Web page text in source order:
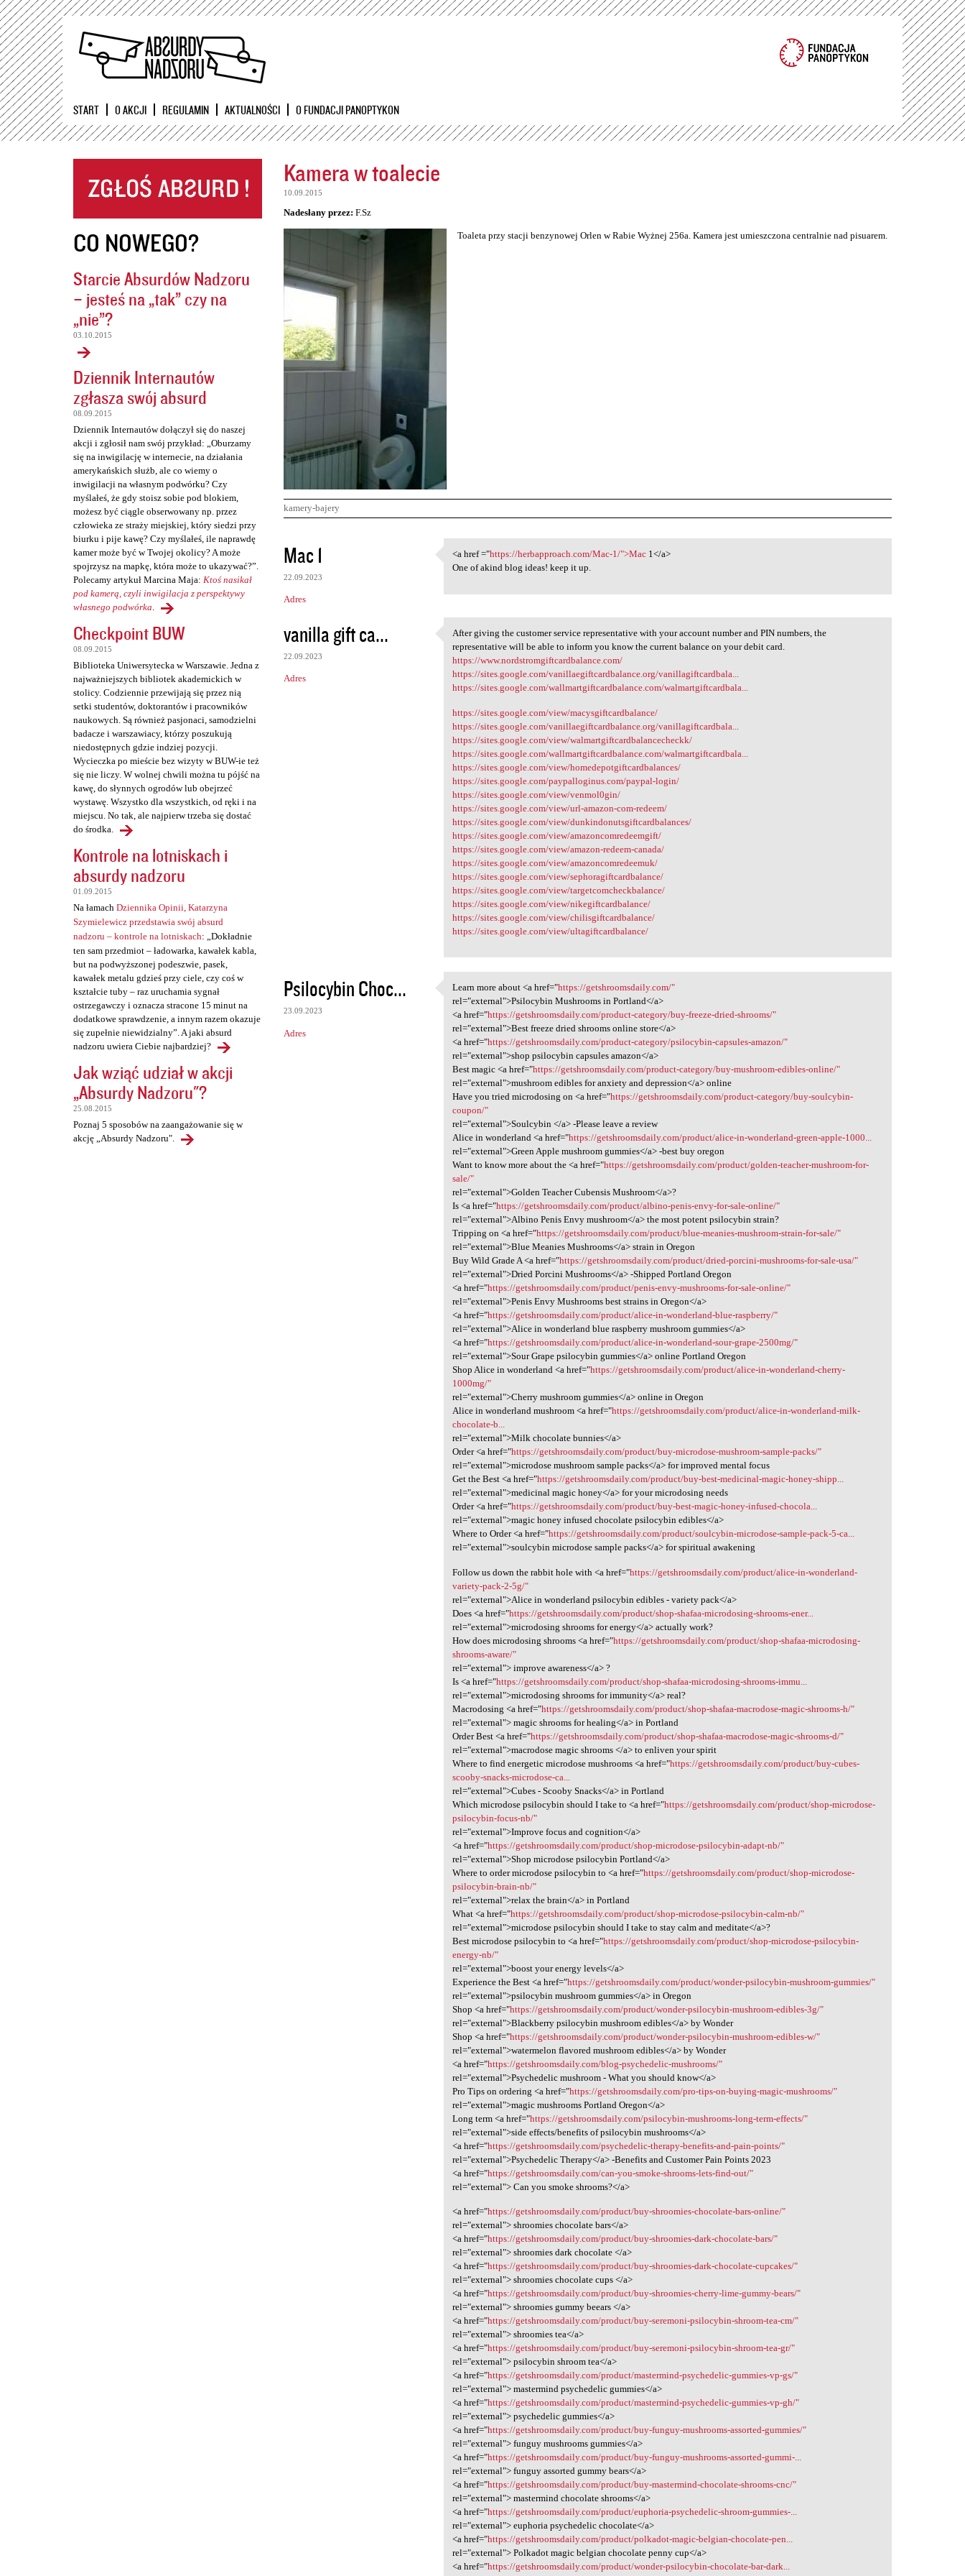
Przejdź
START O AKCJI REGULAMIN AKTUALNOŚCI O FUNDACJI PANOPTYKON
CO NOWEGO?
Starcie Absurdów Nadzoru
– jesteś na „tak” czy na
„nie”?
03.10.2015
Dziennik Internautów
zgłasza swój absurd
08.09.2015
Dziennik Internautów dołączył się do naszej
akcji i zgłosił nam swój przykład: „Oburzamy
się na inwigilację w internecie, na działania
amerykańskich służb, ale co wiemy o
inwigilacji na własnym podwórku? Czy
myślałeś, że gdy stoisz sobie pod blokiem,
możesz być ciągle obserwowany np. przez
człowieka ze straży miejskiej, który siedzi przy
biurku i pije kawę? Czy myślałeś, ile naprawdę
kamer może być w Twojej okolicy? A może
spojrzysz na mapkę, która może to ukazywać?”.
Polecamy artykuł Marcina Maja: Ktoś nasikał
pod kamerą, czyli inwigilacja z perspektywy
własnego podwórka.
Checkpoint BUW
08.09.2015
Biblioteka Uniwersytecka w Warszawie. Jedna z
najważniejszych bibliotek akademickich w
stolicy. Codziennie przewijają się przez nią
setki studentów, doktorantów i pracowników
naukowych. Są również pasjonaci, samodzielni
badacze i warszawiacy, którzy poszukują
niedostępnych gdzie indziej pozycji.
Wycieczka po mieście bez wizyty w BUW-ie też
się nie liczy. W wolnej chwili można tu pójść na
kawę, do słynnych ogrodów lub obejrzeć
wystawę. Wszystko dla wszystkich, od ręki i na
miejscu. No tak, ale najpierw trzeba się dostać
do środka.
Kontrole na lotniskach i
absurdy nadzoru
01.09.2015
Na łamach Dziennika Opinii, Katarzyna
Szymielewicz przedstawia swój absurd
nadzoru – kontrole na lotniskach: „Dokładnie
ten sam przedmiot – ładowarka, kawałek kabla,
but na podwyższonej podeszwie, pasek,
kawałek metalu gdzieś przy ciele, czy coś w
kształcie tuby – raz uruchamia sygnał
ostrzegawczy i oznacza stracone 15 minut na
dodatkowe sprawdzenie, a innym razem okazuje
się zupełnie niewidzialny”. A jaki absurd
nadzoru uwiera Ciebie najbardziej?
Jak wziąć udział w akcji
„Absurdy Nadzoru"?
25.08.2015
Poznaj 5 sposobów na zaangażowanie się w
akcję „Absurdy Nadzoru".
Kamera w toalecie
10.09.2015
Nadesłany przez: F.Sz
Toaleta przy stacji benzynowej Orlen w Rabie Wyżnej 256a. Kamera jest umieszczona centralnie nad pisuarem.
kamery-bajery
K
o
m
e
n
t
r
Mac 1
22.09.2023
Adres
<a href ="https:/
<a href ="https://herbapproach.com/Mac-1/">Mac 1</a>
One of akind blog ideas! keep it up.
vanilla gift ca...
22.09.2023
Adres
After giving the customer
After giving the customer service representative with your account number and PIN numbers, the
representative will be able to inform you know the current balance on your debit card.
https://www.nordstromgiftcardbalance.com/
https://sites.google.com/vanillaegiftcardbalance.org/vanillagiftcardbala...
https://sites.google.com/wallmartgiftcardbalance.com/walmartgiftcardbala...
https://sites.google.com/view/macysgiftcardbalance/
https://sites.google.com/vanillaegiftcardbalance.org/vanillagiftcardbala...
https://sites.google.com/view/walmartgiftcardbalancecheckk/
https://sites.google.com/wallmartgiftcardbalance.com/walmartgiftcardbala...
https://sites.google.com/view/homedepotgiftcardbalances/
https://sites.google.com/paypalloginus.com/paypal-login/
https://sites.google.com/view/venmol0gin/
https://sites.google.com/view/url-amazon-com-redeem/
https://sites.google.com/view/dunkindonutsgiftcardbalances/
https://sites.google.com/view/amazoncomredeemgift/
https://sites.google.com/view/amazon-redeem-canada/
https://sites.google.com/view/amazoncomredeemuk/
https://sites.google.com/view/sephoragiftcardbalance/
https://sites.google.com/view/targetcomcheckbalance/
https://sites.google.com/view/nikegiftcardbalance/
https://sites.google.com/view/chilisgiftcardbalance/
https://sites.google.com/view/ultagiftcardbalance/
Psilocybin Choc...
23.09.2023
Adres
Learn more about <a href=
Learn more about <a href="https://getshroomsdaily.com/"
rel="external">Psilocybin Mushrooms in Portland</a>
<a href="https://getshroomsdaily.com/product-category/buy-freeze-dried-shrooms/"
rel="external">Best freeze dried shrooms online store</a>
<a href="https://getshroomsdaily.com/product-category/psilocybin-capsules-amazon/"
rel="external">shop psilocybin capsules amazon</a>
Best magic <a href="https://getshroomsdaily.com/product-category/buy-mushroom-edibles-online/"
rel="external">mushroom edibles for anxiety and depression</a> online
Have you tried microdosing on <a href="https://getshroomsdaily.com/product-category/buy-soulcybin-
coupon/"
rel="external">Soulcybin </a> -Please leave a review
Alice in wonderland <a href="https://getshroomsdaily.com/product/alice-in-wonderland-green-apple-1000...
rel="external">Green Apple mushroom gummies</a> -best buy oregon
Want to know more about the <a href="https://getshroomsdaily.com/product/golden-teacher-mushroom-for-
sale/"
rel="external">Golden Teacher Cubensis Mushroom</a>?
Is <a href="https://getshroomsdaily.com/product/albino-penis-envy-for-sale-online/"
rel="external">Albino Penis Envy mushroom</a> the most potent psilocybin strain?
Tripping on <a href="https://getshroomsdaily.com/product/blue-meanies-mushroom-strain-for-sale/"
rel="external">Blue Meanies Mushrooms</a> strain in Oregon
Buy Wild Grade A <a href="https://getshroomsdaily.com/product/dried-porcini-mushrooms-for-sale-usa/"
rel="external">Dried Porcini Mushrooms</a> -Shipped Portland Oregon
<a href="https://getshroomsdaily.com/product/penis-envy-mushrooms-for-sale-online/"
rel="external">Penis Envy Mushrooms best strains in Oregon</a>
<a href="https://getshroomsdaily.com/product/alice-in-wonderland-blue-raspberry/"
rel="external">Alice in wonderland blue raspberry mushroom gummies</a>
<a href="https://getshroomsdaily.com/product/alice-in-wonderland-sour-grape-2500mg/"
rel="external">Sour Grape psilocybin gummies</a> online Portland Oregon
Shop Alice in wonderland <a href="https://getshroomsdaily.com/product/alice-in-wonderland-cherry-
1000mg/"
rel="external">Cherry mushroom gummies</a> online in Oregon
Alice in wonderland mushroom <a href="https://getshroomsdaily.com/product/alice-in-wonderland-milk-
chocolate-b...
rel="external">Milk chocolate bunnies</a>
Order <a href="https://getshroomsdaily.com/product/buy-microdose-mushroom-sample-packs/"
rel="external">microdose mushroom sample packs</a> for improved mental focus
Get the Best <a href="https://getshroomsdaily.com/product/buy-best-medicinal-magic-honey-shipp...
rel="external">medicinal magic honey</a> for your microdosing needs
Order <a href="https://getshroomsdaily.com/product/buy-best-magic-honey-infused-chocola...
rel="external">magic honey infused chocolate psilocybin edibles</a>
Where to Order <a href="https://getshroomsdaily.com/product/soulcybin-microdose-sample-pack-5-ca...
rel="external">soulcybin microdose sample packs</a> for spiritual awakening
Follow us down the rabbit hole with <a href="https://getshroomsdaily.com/product/alice-in-wonderland-
variety-pack-2-5g/"
rel="external">Alice in wonderland psilocybin edibles - variety pack</a>
Does <a href="https://getshroomsdaily.com/product/shop-shafaa-microdosing-shrooms-ener...
rel="external">microdosing shrooms for energy</a> actually work?
How does microdosing shrooms <a href="https://getshroomsdaily.com/product/shop-shafaa-microdosing-
shrooms-aware/"
rel="external"> improve awareness</a> ?
Is <a href="https://getshroomsdaily.com/product/shop-shafaa-microdosing-shrooms-immu...
rel="external">microdosing shrooms for immunity</a> real?
Macrodosing <a href="https://getshroomsdaily.com/product/shop-shafaa-macrodose-magic-shrooms-h/"
rel="external"> magic shrooms for healing</a> in Portland
Order Best <a href="https://getshroomsdaily.com/product/shop-shafaa-macrodose-magic-shrooms-d/"
rel="external">macrodose magic shrooms </a> to enliven your spirit
Where to find energetic microdose mushrooms <a href="https://getshroomsdaily.com/product/buy-cubes-
scooby-snacks-microdose-ca...
rel="external">Cubes - Scooby Snacks</a> in Portland
Which microdose psilocybin should I take to <a href="https://getshroomsdaily.com/product/shop-microdose-
psilocybin-focus-nb/"
rel="external">Improve focus and cognition</a>
<a href="https://getshroomsdaily.com/product/shop-microdose-psilocybin-adapt-nb/"
rel="external">Shop microdose psilocybin Portland</a>
Where to order microdose psilocybin to <a href="https://getshroomsdaily.com/product/shop-microdose-
psilocybin-brain-nb/"
rel="external">relax the brain</a> in Portland
What <a href="https://getshroomsdaily.com/product/shop-microdose-psilocybin-calm-nb/"
rel="external">microdose psilocybin should I take to stay calm and meditate</a>?
Best microdose psilocybin to <a href="https://getshroomsdaily.com/product/shop-microdose-psilocybin-
energy-nb/"
rel="external">boost your energy levels</a>
Experience the Best <a href="https://getshroomsdaily.com/product/wonder-psilocybin-mushroom-gummies/"
rel="external">psilocybin mushroom gummies</a> in Oregon
Shop <a href="https://getshroomsdaily.com/product/wonder-psilocybin-mushroom-edibles-3g/"
rel="external">Blackberry psilocybin mushroom edibles</a> by Wonder
Shop <a href="https://getshroomsdaily.com/product/wonder-psilocybin-mushroom-edibles-w/"
rel="external">watermelon flavored mushroom edibles</a> by Wonder
<a href="https://getshroomsdaily.com/blog-psychedelic-mushrooms/"
rel="external">Psychedelic mushroom - What you should know</a>
Pro Tips on ordering <a href="https://getshroomsdaily.com/pro-tips-on-buying-magic-mushrooms/"
rel="external">magic mushrooms Portland Oregon</a>
Long term <a href="https://getshroomsdaily.com/psilocybin-mushrooms-long-term-effects/"
rel="external">side effects/benefits of psilocybin mushrooms</a>
<a href="https://getshroomsdaily.com/psychedelic-therapy-benefits-and-pain-points/"
rel="external">Psychedelic Therapy</a> -Benefits and Customer Pain Points 2023
<a href="https://getshroomsdaily.com/can-you-smoke-shrooms-lets-find-out/"
rel="external"> Can you smoke shrooms?</a>
<a href="https://getshroomsdaily.com/product/buy-shroomies-chocolate-bars-online/"
rel="external"> shroomies chocolate bars</a>
<a href="https://getshroomsdaily.com/product/buy-shroomies-dark-chocolate-bars/"
rel="external"> shroomies dark chocolate </a>
<a href="https://getshroomsdaily.com/product/buy-shroomies-dark-chocolate-cupcakes/"
rel="external"> shroomies chocolate cups </a>
<a href="https://getshroomsdaily.com/product/buy-shroomies-cherry-lime-gummy-bears/"
rel="external"> shroomies gummy beears </a>
<a href="https://getshroomsdaily.com/product/buy-seremoni-psilocybin-shroom-tea-cm/"
rel="external"> shroomies tea</a>
<a href="https://getshroomsdaily.com/product/buy-seremoni-psilocybin-shroom-tea-gr/"
rel="external"> psilocybin shroom tea</a>
<a href="https://getshroomsdaily.com/product/mastermind-psychedelic-gummies-vp-gs/"
rel="external"> mastermind psychedelic gummies</a>
<a href="https://getshroomsdaily.com/product/mastermind-psychedelic-gummies-vp-gh/"
rel="external"> psychedelic gummies</a>
<a href="https://getshroomsdaily.com/product/buy-funguy-mushrooms-assorted-gummies/"
rel="external"> funguy mushrooms gummies</a>
<a href="https://getshroomsdaily.com/product/buy-funguy-mushrooms-assorted-gummi-...
rel="external"> funguy assorted gummy bears</a>
<a href="https://getshroomsdaily.com/product/buy-mastermind-chocolate-shrooms-cnc/"
rel="external"> mastermind chocolate shrooms</a>
<a href="https://getshroomsdaily.com/product/euphoria-psychedelic-shroom-gummies-...
rel="external"> euphoria psychedelic chocolate</a>
<a href="https://getshroomsdaily.com/product/polkadot-magic-belgian-chocolate-pen...
rel="external"> Polkadot magic belgian chocolate penny cup</a>
<a href="https://getshroomsdaily.com/product/wonder-psilocybin-chocolate-bar-dark...